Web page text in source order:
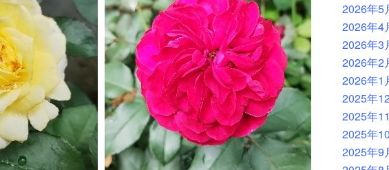
2026年5
2026年4
2026年3
2026年2
2026年1
2025年
2025年
2025年
2025年9